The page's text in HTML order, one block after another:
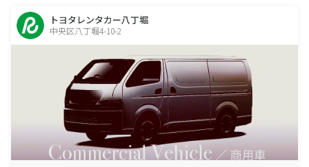
トヨタレンタカー八丁堀
中央区八丁堀4-10-2